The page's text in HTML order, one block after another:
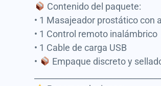
Contenido del paquete:
• 1 Masajeador prostático con
• 1 Control remoto inalámbrico
• 1 Cable de carga USB
•
Empaque discreto y